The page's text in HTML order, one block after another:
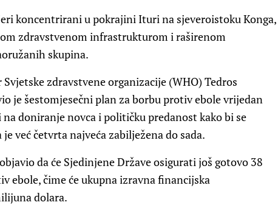
koncentrirani u pokrajini Ituri na sjeveroistoku Konga,
zdravstvenom infrastrukturom i raširenom
skupina.
zdravstvene organizacije (WHO) Tedros
je šestomjesečni plan za borbu protiv ebole vrijedan
doniranje novca i političku predanost kako bi se
već četvrta najveća zabilježena do sada.
da će Sjedinjene Države osigurati još gotovo 38
ebole, čime će ukupna izravna financijska
dolara.